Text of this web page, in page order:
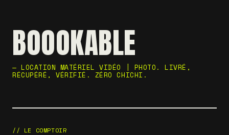
BOOOKABLE
— LOCATION MATÉRIEL VIDÉO | PHOTO. LIVRÉ,
RÉCUPÉRÉ, VÉRIFIÉ. ZÉRO CHICHI.
// LE COMPTOIR